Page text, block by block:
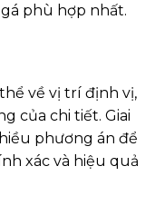
phù hợp nhất.
về vị trí định vị,
của chi tiết. Giai
phương án để
xác và hiệu quả